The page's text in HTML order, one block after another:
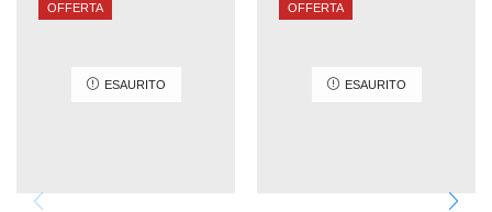
OFFERTA
ESAURITO
OFFERTA
ESAURITO